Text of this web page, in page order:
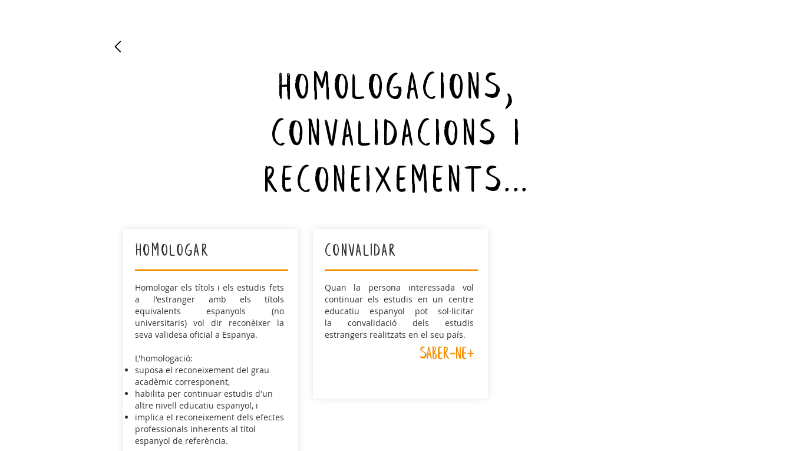
homologacions,
convalidacions i
reconeixements...
homologar
Homologar els títols i els estudis fets
a l'estranger amb els títols
equivalents espanyols (no
universitaris) vol dir reconèixer la
seva validesa oficial a Espanya.
L'homologació:
suposa el reconeixement del grau
acadèmic corresponent,
habilita per continuar estudis d'un
altre nivell educatiu espanyol, i
implica el reconeixement dels efectes
professionals inherents al títol
espanyol de referència.
convalidar
Quan la persona interessada vol
continuar els estudis en un centre
educatiu espanyol pot sol·licitar
la convalidació dels estudis
estrangers realitzats en el seu país.
saber-ne+